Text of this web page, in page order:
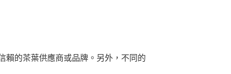
賴的茶葉供應商或品牌。另外，不同的